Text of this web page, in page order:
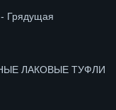
- Грядущая
ЛАКОВЫЕ ТУФЛИ